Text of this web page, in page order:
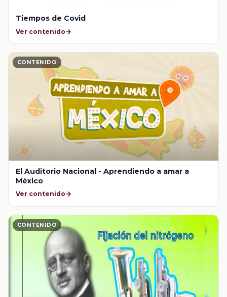
Tiempos de Covid
Ver contenido
CONTENIDO
El Auditorio Nacional - Aprendiendo a amar a
México
Ver contenido
CONTENIDO